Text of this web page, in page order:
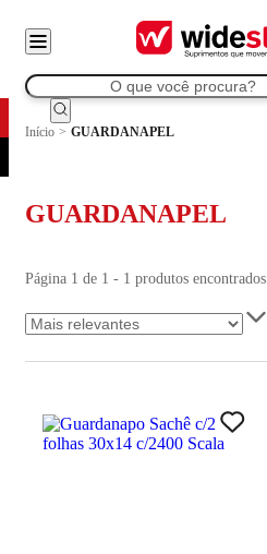
Início > GUARDANAPEL
GUARDANAPEL
Página 1 de 1 - 1 produtos encontrados